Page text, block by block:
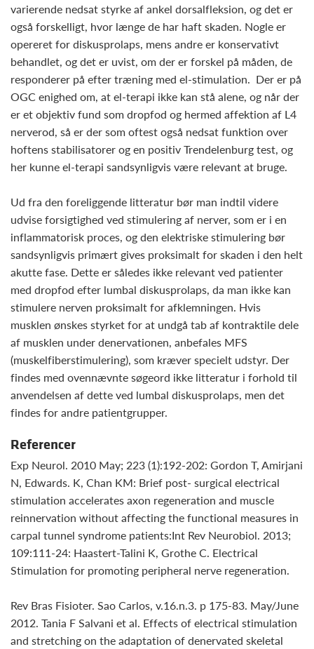
varierende nedsat styrke af ankel dorsalfleksion, og det er
også forskelligt, hvor længe de har haft skaden. Nogle er
opereret for diskusprolaps, mens andre er konservativt
behandlet, og det er uvist, om der er forskel på måden, de
responderer på efter træning med el-stimulation. Der er på
OGC enighed om, at el-terapi ikke kan stå alene, og når der
er et objektiv fund som dropfod og hermed affektion af L4
nerverod, så er der som oftest også nedsat funktion over
hoftens stabilisatorer og en positiv Trendelenburg test, og
her kunne el-terapi sandsynligvis være relevant at bruge.
Ud fra den foreliggende litteratur bør man indtil videre
udvise forsigtighed ved stimulering af nerver, som er i en
inflammatorisk proces, og den elektriske stimulering bør
sandsynligvis primært gives proksimalt for skaden i den helt
akutte fase. Dette er således ikke relevant ved patienter
med dropfod efter lumbal diskusprolaps, da man ikke kan
stimulere nerven proksimalt for afklemningen. Hvis
musklen ønskes styrket for at undgå tab af kontraktile dele
af musklen under denervationen, anbefales MFS
(muskelfiberstimulering), som kræver specielt udstyr. Der
findes med ovennævnte søgeord ikke litteratur i forhold til
anvendelsen af dette ved lumbal diskusprolaps, men det
findes for andre patientgrupper.
Referencer
Exp Neurol. 2010 May; 223 (1):192-202: Gordon T, Amirjani
N, Edwards. K, Chan KM: Brief post- surgical electrical
stimulation accelerates axon regeneration and muscle
reinnervation without affecting the functional measures in
carpal tunnel syndrome patients:Int Rev Neurobiol. 2013;
109:111-24: Haastert-Talini K, Grothe C. Electrical
Stimulation for promoting peripheral nerve regeneration.
Rev Bras Fisioter. Sao Carlos, v.16.n.3. p 175-83. May/June
2012. Tania F Salvani et al. Effects of electrical stimulation
and stretching on the adaptation of denervated skeletal